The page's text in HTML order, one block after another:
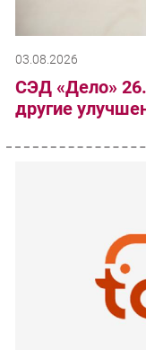
03.08.2026
СЭД «Дело»
другие